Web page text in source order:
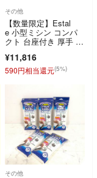
その他
【数量限定】Estal
e 小型ミシン コンパ
クト 台座付き 厚手 デ
¥11,816
590円相当還元(5%)
その他